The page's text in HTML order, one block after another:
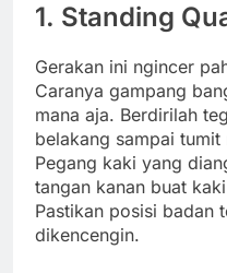
1. Standing
Gerakan ini ngincer
Caranya gampang
mana aja. Berdirilah
belakang sampai
Pegang kaki yang
tangan kanan buat
Pastikan posisi badan
dikencengin.